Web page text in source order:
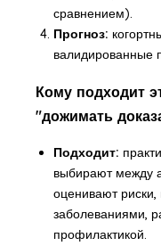
сравнением).
Прогноз:
валидированные
Кому подходит
"дожимать
Подходит:
выбирают между
оценивают риски,
заболеваниями,
профилактикой.